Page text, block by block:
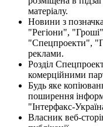
матеріалу.
Новини з
"Регіони",
"Спецпроекти",
реклами.
Розділ
комерційними
Будь яке
поширення
"Інтерфакс-
Власник веб-